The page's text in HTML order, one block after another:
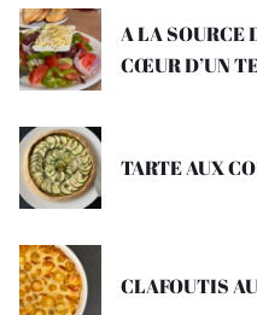
A LA SOURCE
CŒUR D’UN
TARTE AUX
CLAFOUTIS